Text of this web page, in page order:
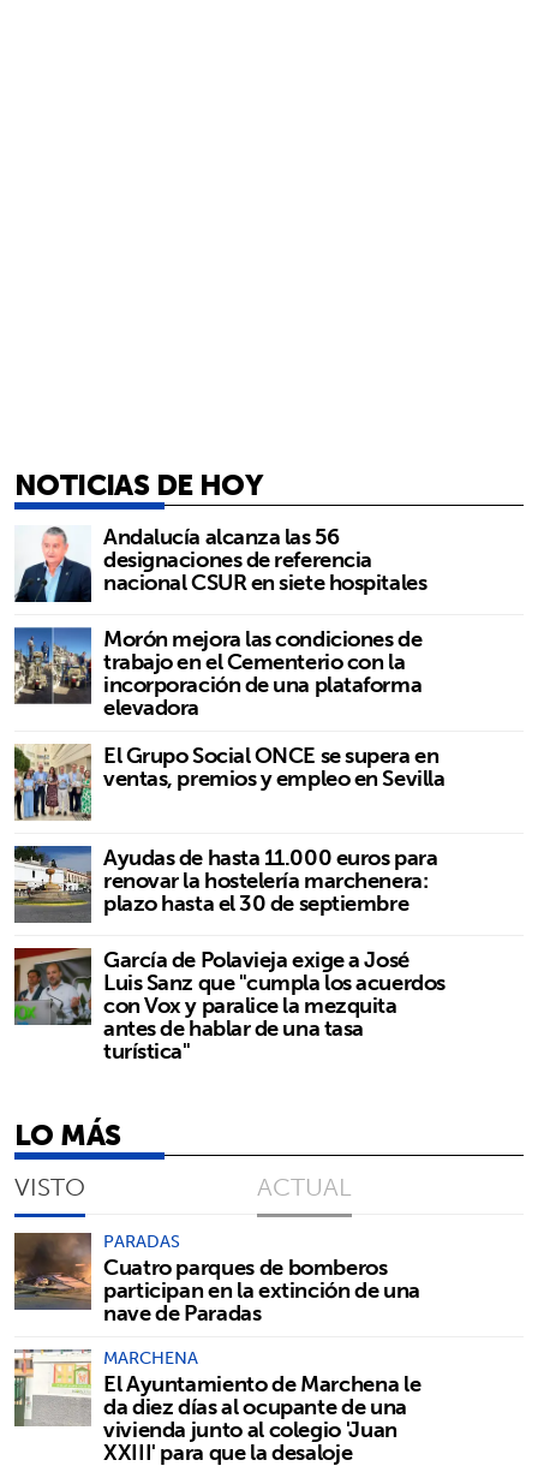
NOTICIAS DE HOY
Andalucía alcanza las 56
designaciones de referencia
nacional CSUR en siete hospitales
Morón mejora las condiciones de
trabajo en el Cementerio con la
incorporación de una plataforma
elevadora
El Grupo Social ONCE se supera en
ventas, premios y empleo en Sevilla
Ayudas de hasta 11.000 euros para
renovar la hostelería marchenera:
plazo hasta el 30 de septiembre
García de Polavieja exige a José
Luis Sanz que "cumpla los acuerdos
con Vox y paralice la mezquita
antes de hablar de una tasa
turística"
LO MÁS
VISTO ACTUAL
PARADAS
Cuatro parques de bomberos
participan en la extinción de una
nave de Paradas
MARCHENA
El Ayuntamiento de Marchena le
da diez días al ocupante de una
vivienda junto al colegio 'Juan
XXIII' para que la desaloje